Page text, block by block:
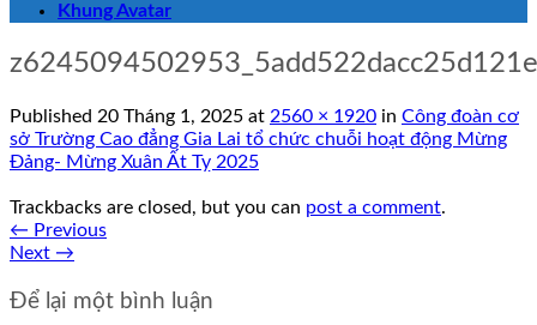
Khung Avatar
Published 20 Tháng 1, 2025 at 2560 × 1920 in Công đoàn cơ
sở Trường Cao đẳng Gia Lai tổ chức chuỗi hoạt động Mừng
Đảng- Mừng Xuân Ất Tỵ 2025
Trackbacks are closed, but you can post a comment.
← Previous
Next →
Để lại một bình luận